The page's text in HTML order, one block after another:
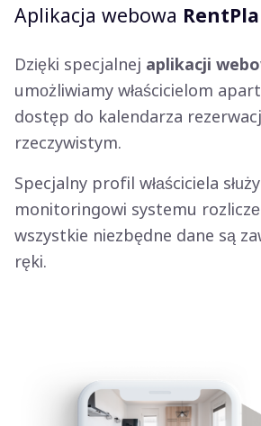
Aplikacja webowa
Dzięki specjalnej aplikacji
umożliwiamy właścicielom
dostęp do kalendarza
rzeczywistym.
Specjalny profil właściciela
monitoringowi systemu
wszystkie niezbędne dane są
ręki.